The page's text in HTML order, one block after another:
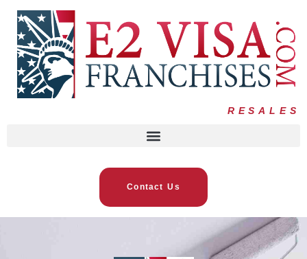
RESALES
Contact Us